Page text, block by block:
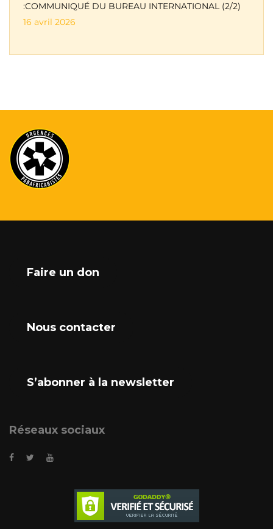
:COMMUNIQUÉ DU BUREAU INTERNATIONAL (2/2)
16 avril 2026
Faire un don
Nous contacter
S’abonner à la newsletter
Réseaux sociaux